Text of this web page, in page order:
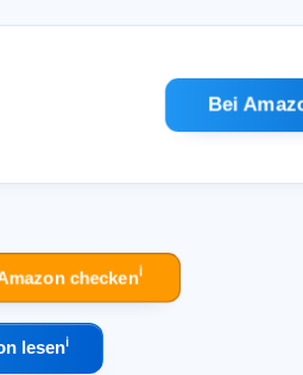
Bei
checkenℹ︎
lesenℹ︎